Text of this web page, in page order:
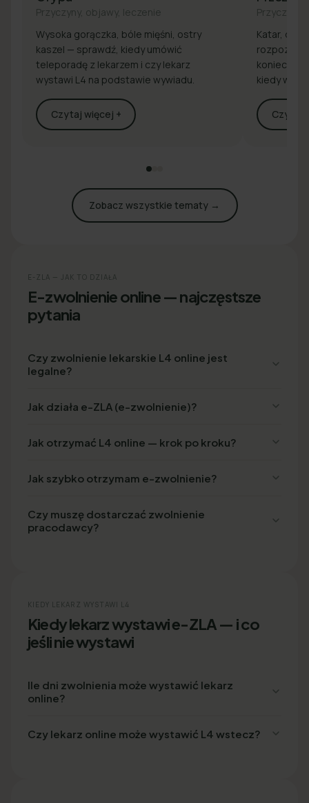
Przyczyny, objawy, leczenie
Wysoka gorączka, bóle mięśni, ostry
kaszel — sprawdź, kiedy umówić
teleporadę z lekarzem i czy lekarz
wystawi L4 na podstawie wywiadu.
Czytaj więcej +
Przyczyny,
Katar,
rozpoznaj
konieczna
kiedy
Czytaj
Zobacz wszystkie tematy →
E-ZLA — JAK TO DZIAŁA
E-zwolnienie online — najczęstsze
pytania
Czy zwolnienie lekarskie L4 online jest
legalne?
Jak działa e-ZLA (e-zwolnienie)?
Jak otrzymać L4 online — krok po kroku?
Jak szybko otrzymam e-zwolnienie?
Czy muszę dostarczać zwolnienie
pracodawcy?
KIEDY LEKARZ WYSTAWI L4
Kiedy lekarz wystawi e-ZLA — i co
jeśli nie wystawi
Ile dni zwolnienia może wystawić lekarz
online?
Czy lekarz online może wystawić L4 wstecz?